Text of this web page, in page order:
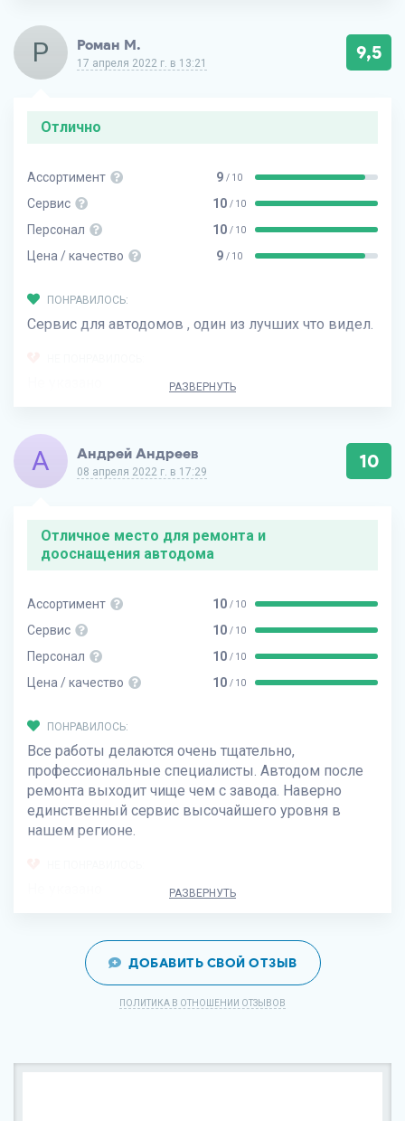
Р Роман М.
17 апреля 2022 г. в 13:21 9,5
Отлично
Ассортимент 9 / 10
Сервис 10 / 10
Персонал 10 / 10
Цена / качество 9 / 10
ПОНРАВИЛОСЬ:
Сервис для автодомов , один из лучших что видел.
РАЗВЕРНУТЬ
А Андрей Андреев
08 апреля 2022 г. в 17:29 10
Отличное место для ремонта и
дооснащения автодома
Ассортимент 10 / 10
Сервис 10 / 10
Персонал 10 / 10
Цена / качество 10 / 10
ПОНРАВИЛОСЬ:
Все работы делаются очень тщательно,
профессиональные специалисты. Автодом после
ремонта выходит чище чем с завода. Наверно
единственный сервис высочайшего уровня в
нашем регионе.
РАЗВЕРНУТЬ
ДОБАВИТЬ СВОЙ ОТЗЫВ
ПОЛИТИКА В ОТНОШЕНИИ ОТЗЫВОВ